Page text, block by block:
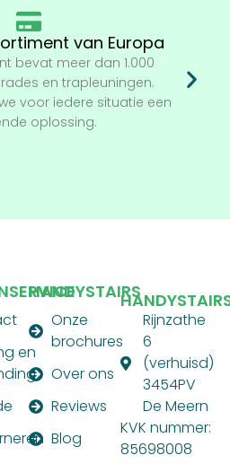
van Europa
bevat meer dan 1.000
en trapleuningen.
voor iedere situatie een
oplossing.
en
HANDYSTAIRS
Onze
brochures
Over ons
Reviews
Blog
Rijnzathe
6
(verhuisd)
3454PV
De Meern
KVK nummer:
85698008